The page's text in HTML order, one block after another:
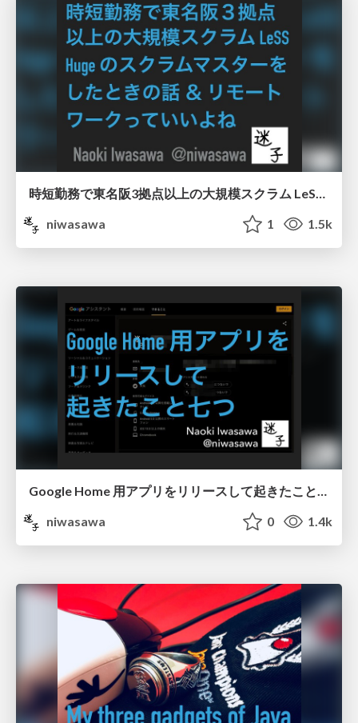
niwasawa
1 1.5k
Google Home 用アプリをリリースして起きたこと七つ
niwasawa
0 1.4k